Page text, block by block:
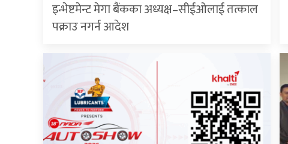
इन्भेष्टमेन्ट मेगा बैंकका अध्यक्ष–सीईओलाई तत्काल
पक्राउ नगर्न आदेश